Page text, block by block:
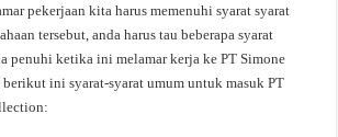
pekerjaan kita harus memenuhi syarat syarat
tersebut, anda harus tau beberapa syarat
penuhi ketika ini melamar kerja ke PT Simone
ini syarat-syarat umum untuk masuk PT